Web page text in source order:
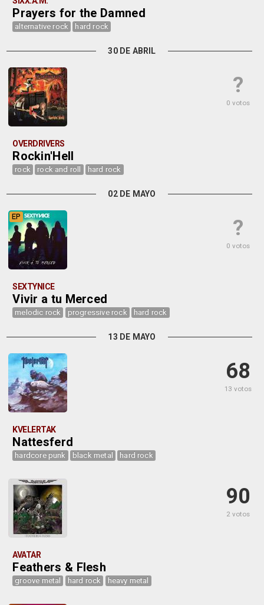
Prayers for the Damned
alternative rock hard rock
30 DE ABRIL
?
0 votos
OVERDRIVERS
Rockin'Hell
rock rock and roll hard rock
02 DE MAYO
?
0 votos
EP
SEXTYNICE
Vivir a tu Merced
melodic rock progressive rock hard rock
13 DE MAYO
68
13 votos
KVELERTAK
Nattesferd
hardcore punk black metal hard rock
90
2 votos
AVATAR
Feathers & Flesh
groove metal hard rock heavy metal